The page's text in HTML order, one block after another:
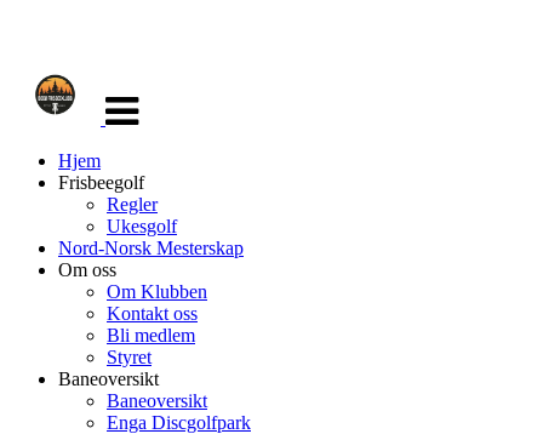
navigasjon
Hjem
Frisbeegolf
Regler
Ukesgolf
Nord-Norsk Mesterskap
Om oss
Om Klubben
Kontakt oss
Bli medlem
Styret
Baneoversikt
Baneoversikt
Enga Discgolfpark